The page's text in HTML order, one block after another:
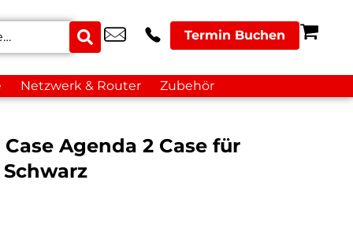
Termin Buchen
Netzwerk & Router Zubehör
Agenda 2 Case für